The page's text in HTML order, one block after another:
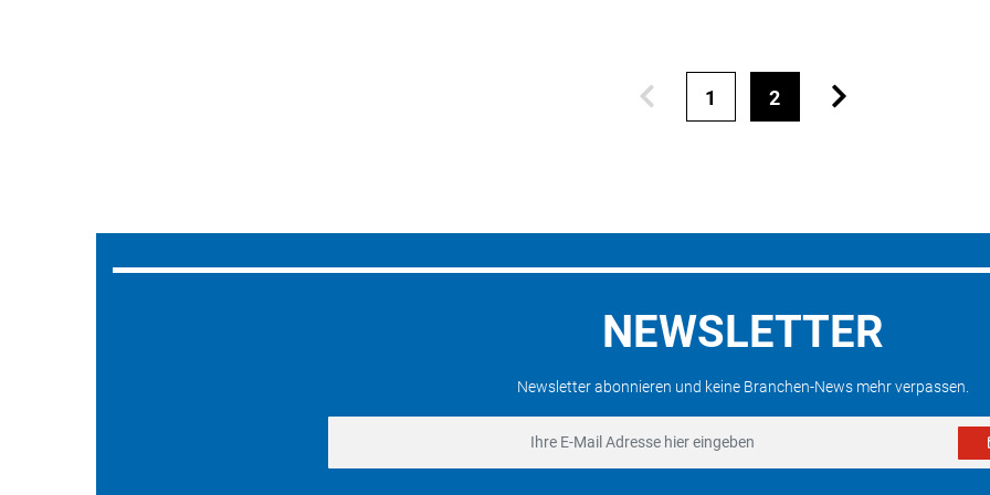
1 2
NEWSLETTER
Newsletter abonnieren und keine Branchen-News mehr verpassen.